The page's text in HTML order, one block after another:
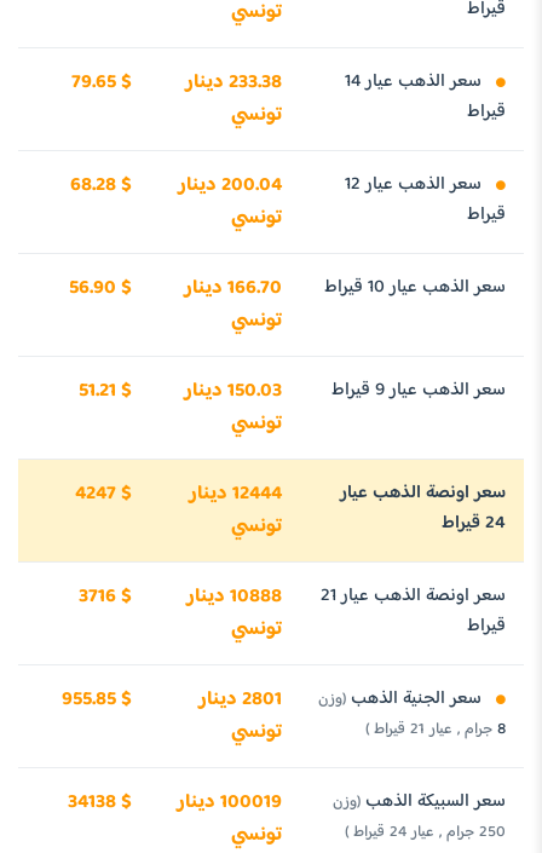
قيراط تونسي
سعر الذهب عيار 14
قيراط
233.38 دينار
تونسي
79.65 $
سعر الذهب عيار 12
قيراط
200.04 دينار
تونسي
68.28 $
سعر الذهب عيار 10 قيراط
166.70 دينار
تونسي
56.90 $
سعر الذهب عيار 9 قيراط
150.03 دينار
تونسي
51.21 $
سعر اونصة الذهب عيار
24 قيراط
12444 دينار
تونسي
4247 $
سعر اونصة الذهب عيار 21
قيراط
10888 دينار
تونسي
3716 $
سعر الجنية الذهب (وزن
8 جرام , عيار 21 قيراط )
2801 دينار
تونسي
955.85 $
سعر السبيكة الذهب (وزن
250 جرام , عيار 24 قيراط )
100019 دينار
تونسي
34138 $